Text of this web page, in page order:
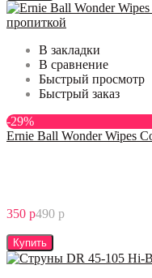
В закладки
В сравнение
Быстрый просмотр
Быстрый заказ
-29%
Ernie Ball Wonder Wipes
350 р490 р
Купить